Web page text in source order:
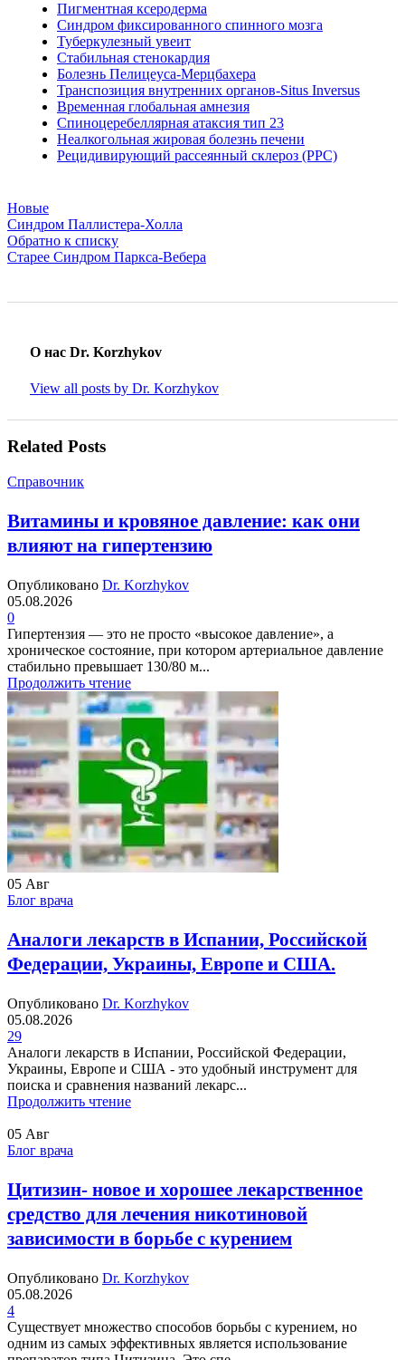
Пигментная ксеродерма
Синдром фиксированного спинного мозга
Туберкулезный увеит
Стабильная стенокардия
Болезнь Пелицеуса-Мерцбахера
Транспозиция внутренних органов-Situs Inversus
Временная глобальная амнезия
Спиноцеребеллярная атаксия тип 23
Неалкогольная жировая болезнь печени
Рецидивирующий рассеянный склероз (РРС)
Новые
Синдром Паллистера-Холла
Обратно к списку
Старее Синдром Паркса-Вебера
О нас Dr. Korzhykov
View all posts by Dr. Korzhykov
Related Posts
Справочник
Витамины и кровяное давление: как они
влияют на гипертензию
Опубликовано Dr. Korzhykov
05.08.2026
0
Гипертензия — это не просто «высокое давление», а
хроническое состояние, при котором артериальное давление
стабильно превышает 130/80 м...
Продолжить чтение
05 Авг
Блог врача
Аналоги лекарств в Испании, Российской
Федерации, Украины, Европе и США.
Опубликовано Dr. Korzhykov
05.08.2026
29
Аналоги лекарств в Испании, Российской Федерации,
Украины, Европе и США - это удобный инструмент для
поиска и сравнения названий лекарс...
Продолжить чтение
05 Авг
Блог врача
Цитизин- новое и хорошее лекарственное
средство для лечения никотиновой
зависимости в борьбе с курением
Опубликовано Dr. Korzhykov
05.08.2026
4
Существует множество способов борьбы с курением, но
одним из самых эффективных является использование